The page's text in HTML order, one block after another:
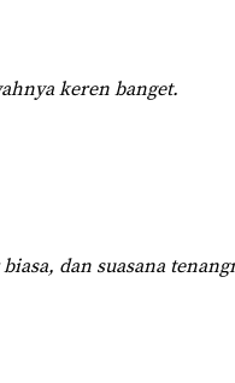
keren banget.
dan suasana